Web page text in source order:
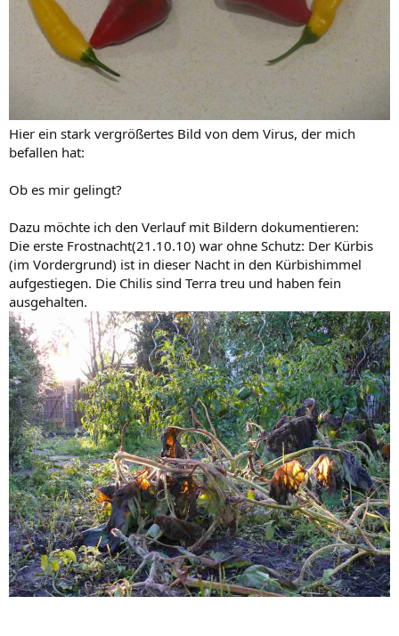
Hier ein stark vergrößertes Bild von dem Virus, der mich
befallen hat:
Ob es mir gelingt?
Dazu möchte ich den Verlauf mit Bildern dokumentieren:
Die erste Frostnacht(21.10.10) war ohne Schutz: Der Kürbis
(im Vordergrund) ist in dieser Nacht in den Kürbishimmel
aufgestiegen. Die Chilis sind Terra treu und haben fein
ausgehalten.